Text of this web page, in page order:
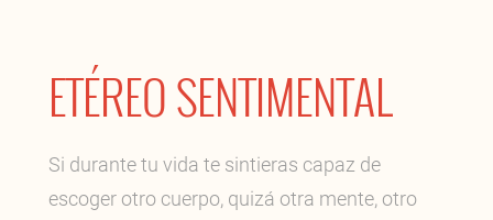
ETÉREO SENTIMENTAL
Si durante tu vida te sintieras capaz de
escoger otro cuerpo, quizá otra mente, otro